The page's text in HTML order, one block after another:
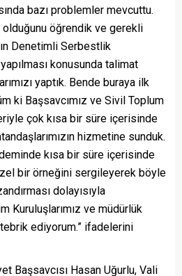
bazı problemler mevcuttu.
olduğunu öğrendik ve gerekli
Denetimli Serbestlik
konusunda talimat
yaptık. Bende buraya ilk
ki Başsavcımız ve Sivil Toplum
çok kısa bir süre içerisinde
hizmetine sunduk.
kısa bir süre içerisinde
bir örneğini sergileyerek böyle
dolayısıyla
Kuruluşlarımız ve müdürlük
ediyorum.” ifadelerini
Başsavcısı Hasan Uğurlu, Vali